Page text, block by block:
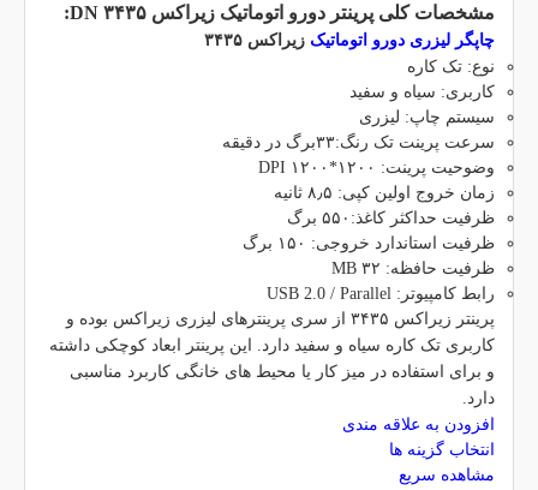
مشخصات کلی پرینتر دورو اتوماتیک زیراکس DN ۳۴۳۵:
چاپگر لیزری دورو اتوماتیک زیراکس ۳۴۳۵
نوع: تک کاره
کاربری: سیاه و سفید
سیستم چاپ: لیزری
سرعت پرینت تک رنگ:۳۳برگ در دقیقه
وضوحیت پرینت: ۱۲۰۰*۱۲۰۰ DPI
زمان خروج اولین کپی: ۸٫۵ ثانیه
ظرفیت حداکثر کاغذ:۵۵۰ برگ
ظرفیت استاندارد خروجی: ۱۵۰ برگ
ظرفیت حافظه: ۳۲ MB
رابط کامپیوتر: USB 2.0 / Parallel
پرینتر زیراکس ۳۴۳۵ از سری پرینترهای لیزری زیراکس بوده و
کاربری تک کاره سیاه و سفید دارد. این پرینتر ابعاد کوچکی داشته
و برای استفاده در میز کار یا محیط های خانگی کاربرد مناسبی
دارد.
افزودن به علاقه مندی
انتخاب گزینه ها
مشاهده سریع